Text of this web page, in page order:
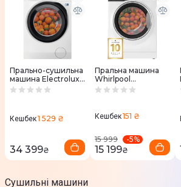
Прально-сушильна
машина Electrolux
EW7W4492U
Кешбек1 529 ₴
34 399₴
Пральна машина
Whirlpool
WRBSB6228BUA
Кешбек151 ₴
15 999 -5%
15 199₴
Сушильні машини